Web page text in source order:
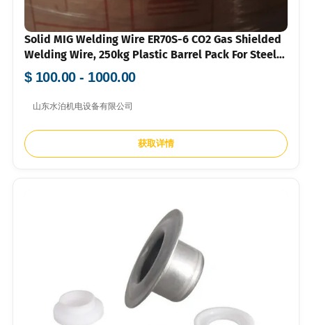
Solid MIG Welding Wire ER70S-6 CO2 Gas Shielded
Welding Wire, 250kg Plastic Barrel Pack For Steel
Structure & Trailer Manufacturing
$ 100.00 - 1000.00
山东水泊机电设备有限公司
获取详情